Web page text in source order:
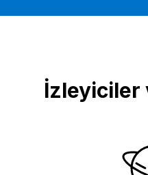
İzleyiciler